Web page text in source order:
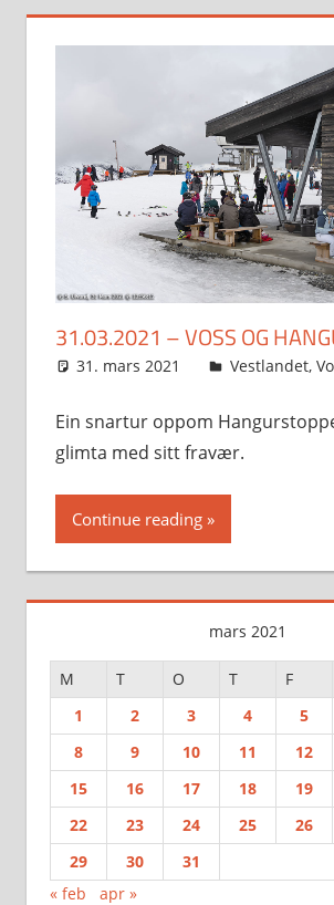
31.03.2021 – VOSS OG
31. mars 2021 Svein
Vestlandet,
Ein snartur oppom
glimta med sitt fravær.
Continue reading
mars 2021
M T O T F
1
2 3 4 5
8
9 10 11 12
15
16 17 18 19
22
23 24 25 26
29
30
31
« feb
apr »